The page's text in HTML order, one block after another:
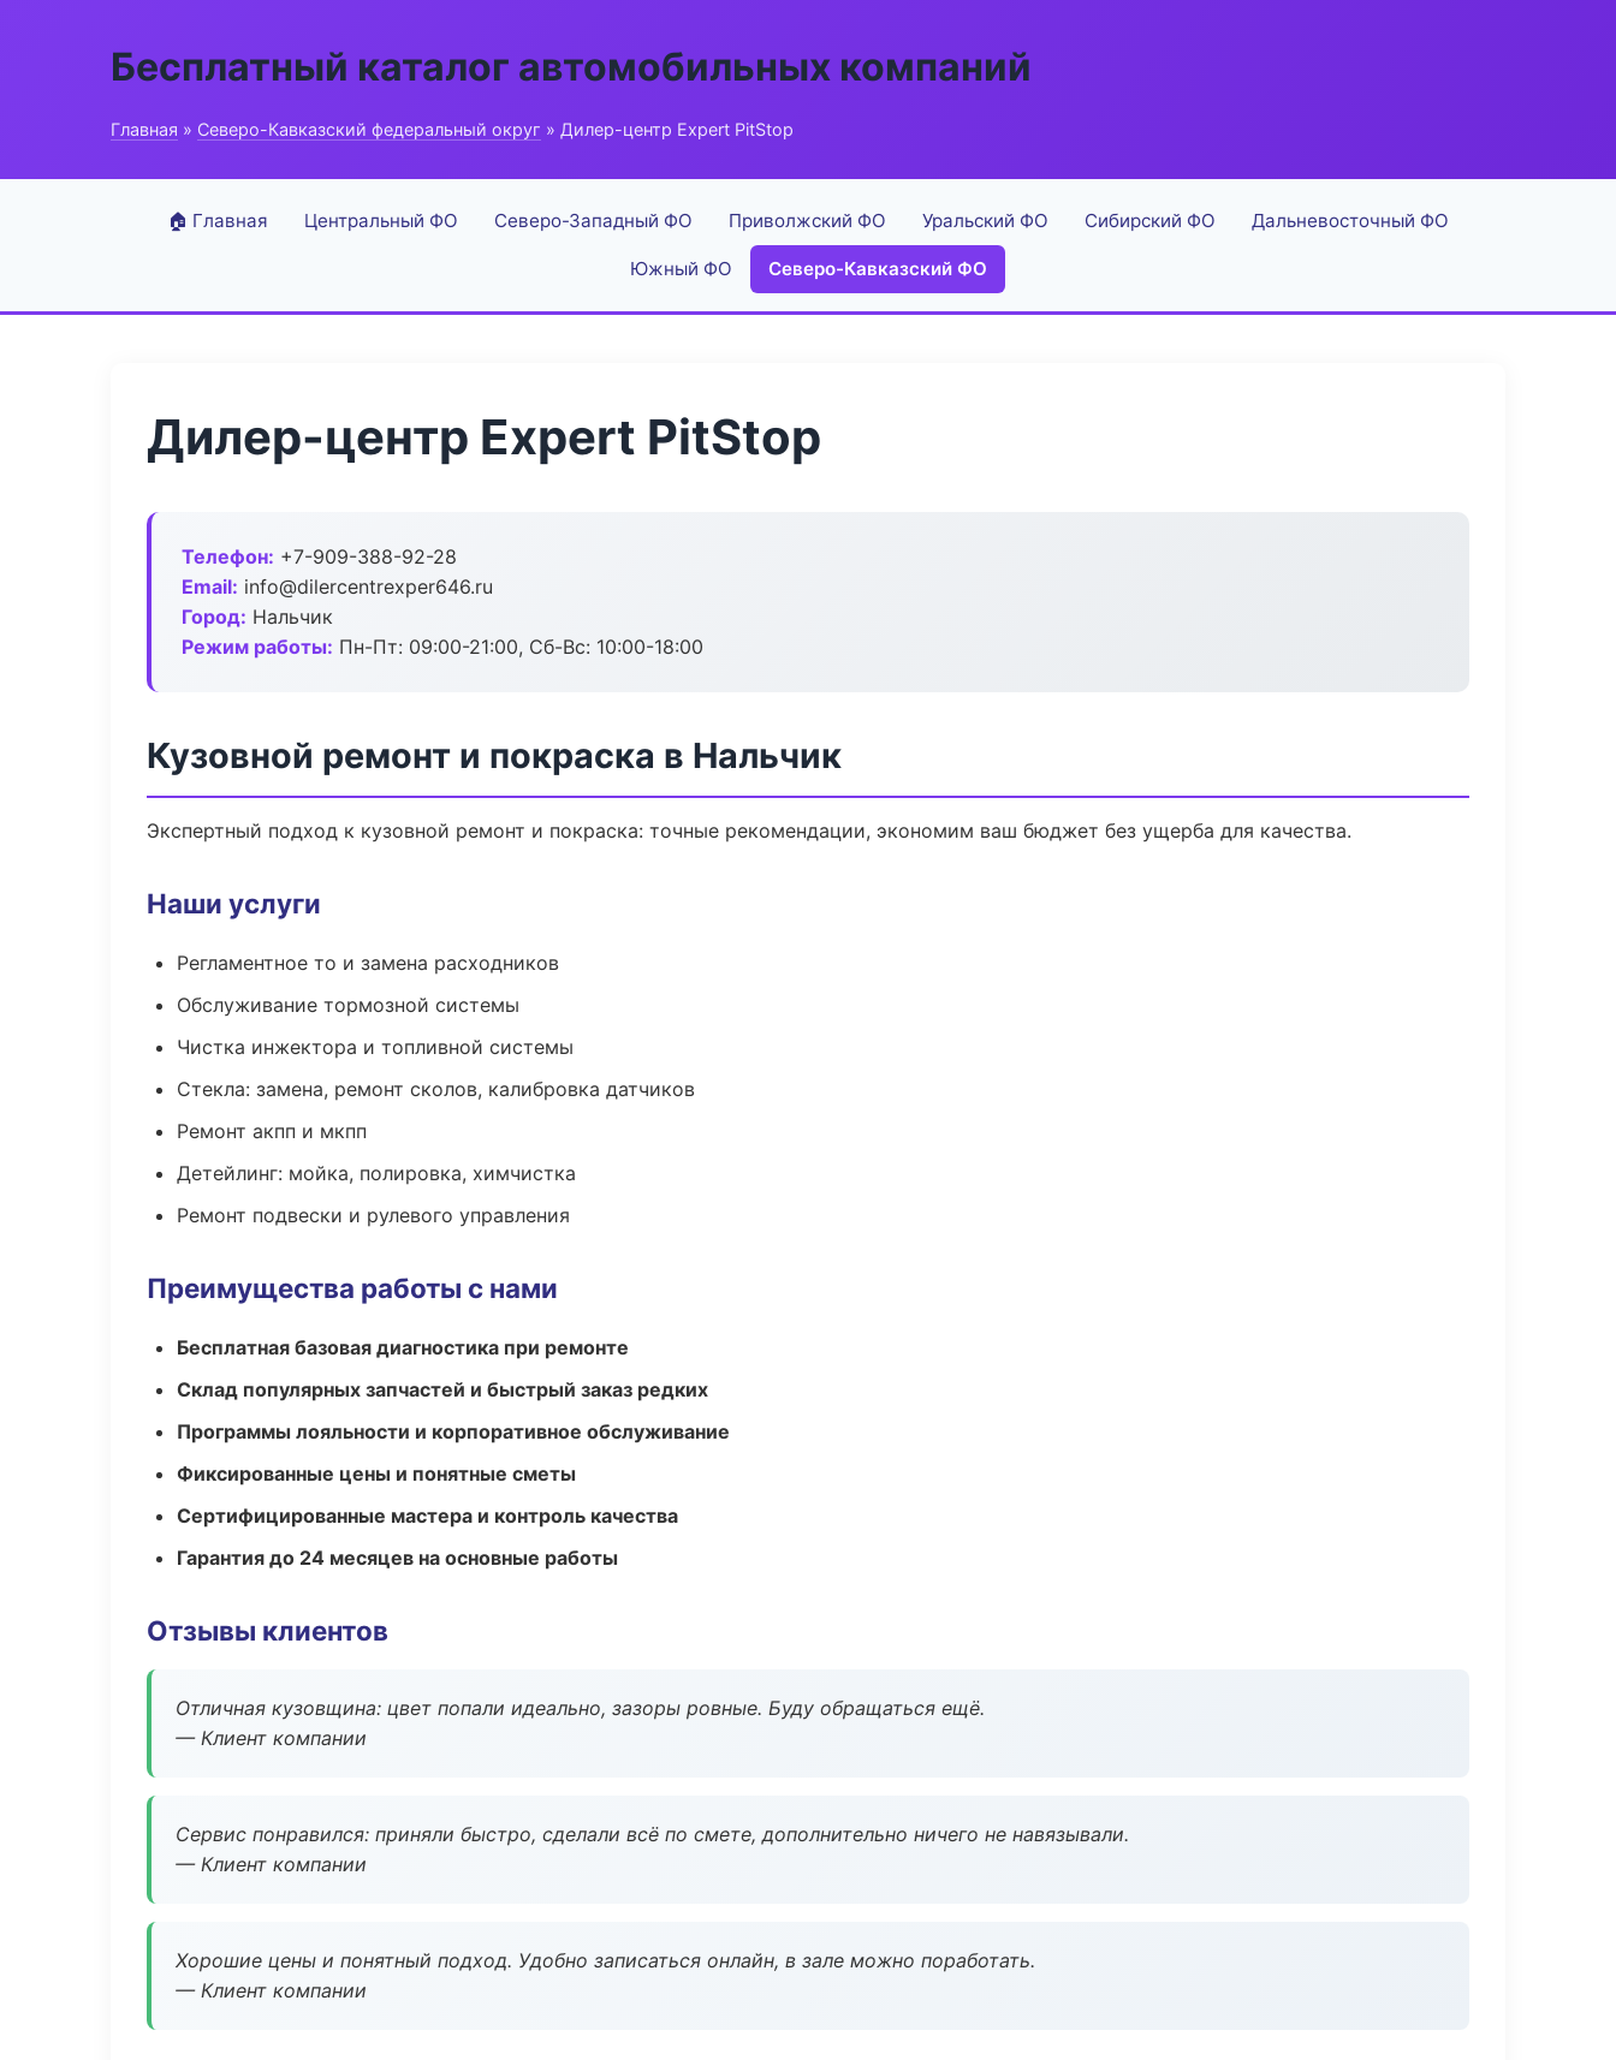
Бесплатный каталог автомобильных компаний
Главная » Северо-Кавказский федеральный округ » Дилер-центр Expert PitStop
🏠 Главная Центральный ФО Северо-Западный ФО Приволжский ФО Уральский ФО Сибирский ФО Дальневосточный ФО
Южный ФО Северо-Кавказский ФО
Дилер-центр Expert PitStop
Телефон: +7-909-388-92-28
Email: info@dilercentrexper646.ru
Город: Нальчик
Режим работы: Пн-Пт: 09:00-21:00, Сб-Вс: 10:00-18:00
Кузовной ремонт и покраска в Нальчик
Экспертный подход к кузовной ремонт и покраска: точные рекомендации, экономим ваш бюджет без ущерба для качества.
Наши услуги
Регламентное то и замена расходников
Обслуживание тормозной системы
Чистка инжектора и топливной системы
Стекла: замена, ремонт сколов, калибровка датчиков
Ремонт акпп и мкпп
Детейлинг: мойка, полировка, химчистка
Ремонт подвески и рулевого управления
Преимущества работы с нами
Бесплатная базовая диагностика при ремонте
Склад популярных запчастей и быстрый заказ редких
Программы лояльности и корпоративное обслуживание
Фиксированные цены и понятные сметы
Сертифицированные мастера и контроль качества
Гарантия до 24 месяцев на основные работы
Отзывы клиентов
Отличная кузовщина: цвет попали идеально, зазоры ровные. Буду обращаться ещё.
— Клиент компании
Сервис понравился: приняли быстро, сделали всё по смете, дополнительно ничего не навязывали.
— Клиент компании
Хорошие цены и понятный подход. Удобно записаться онлайн, в зале можно поработать.
— Клиент компании